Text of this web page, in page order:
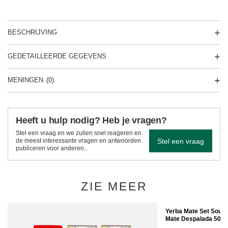
BESCHRIJVING
GEDETAILLEERDE GEGEVENS
MENINGEN (0)
Heeft u hulp nodig? Heb je vragen?
Stel een vraag en we zullen snel reageren en
de meest interessante vragen en antwoorden
publiceren voor anderen..
Stel een vraag
ZIE MEER
Yerba Mate Set Soul
Mate Despalada 500g